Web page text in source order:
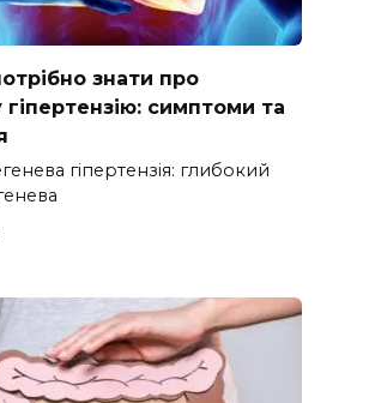
знати про
гіпертензію: симптоми та
гіпертензія: глибокий